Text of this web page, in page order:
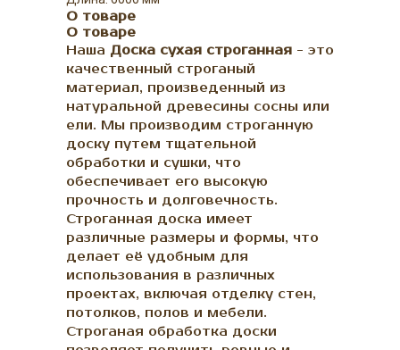
О товаре
О товаре
Наша Доска сухая строганная - это
качественный строганый
материал, произведенный из
натуральной древесины сосны или
ели. Мы производим строганную
доску путем тщательной
обработки и сушки, что
обеспечивает его высокую
прочность и долговечность.
Строганная доска имеет
различные размеры и формы, что
делает её удобным для
использования в различных
проектах, включая отделку стен,
потолков, полов и мебели.
Строганая обработка доски